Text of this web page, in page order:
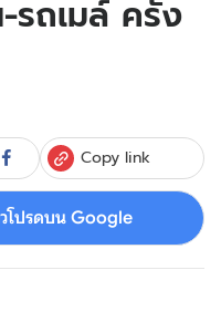
รถเมล์ ครั้ง
Copy link
โปรดบน Google